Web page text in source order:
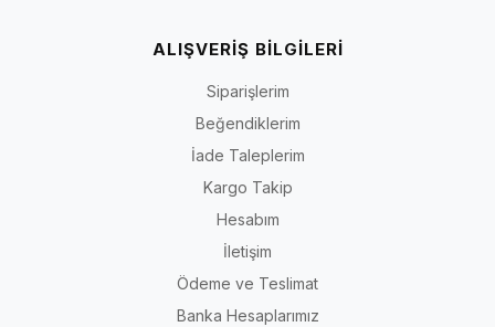
ALIŞVERİŞ BİLGİLERİ
Siparişlerim
Beğendiklerim
İade Taleplerim
Kargo Takip
Hesabım
İletişim
Ödeme ve Teslimat
Banka Hesaplarımız